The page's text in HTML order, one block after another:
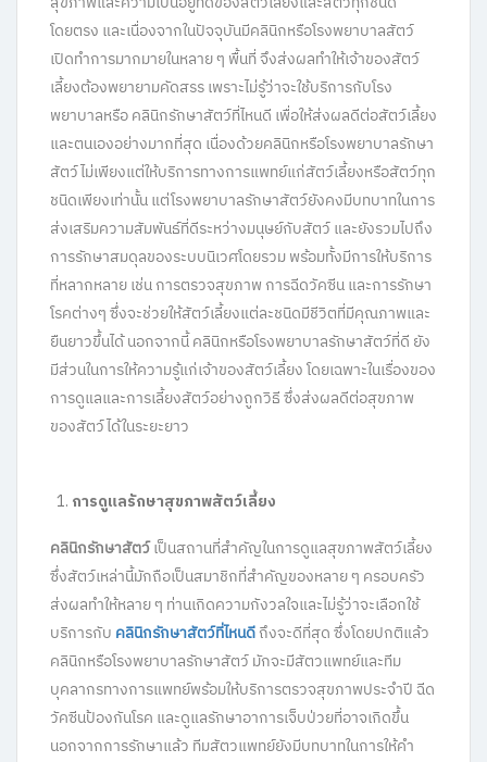
โดยตรง และเนื่องจากในปัจจุบันมีคลินิกหรือโรงพยาบาลสัตว์
เปิดทำการมากมายในหลาย ๆ พื้นที่ จึงส่งผลทำให้เจ้าของสัตว์
เลี้ยงต้องพยายามคัดสรร เพราะไม่รู้ว่าจะใช้บริการกับโรง
พยาบาลหรือ คลินิกรักษาสัตว์ที่ไหนดี เพื่อให้ส่งผลดีต่อสัตว์เลี้ยง
และตนเองอย่างมากที่สุด เนื่องด้วยคลินิกหรือโรงพยาบาลรักษา
สัตว์ไม่เพียงแต่ให้บริการทางการแพทย์แก่สัตว์เลี้ยงหรือสัตว์ทุก
ชนิดเพียงเท่านั้น แต่โรงพยาบาลรักษาสัตว์ยังคงมีบทบาทในการ
ส่งเสริมความสัมพันธ์ที่ดีระหว่างมนุษย์กับสัตว์ และยังรวมไปถึง
การรักษาสมดุลของระบบนิเวศโดยรวม พร้อมทั้งมีการให้บริการ
ที่หลากหลาย เช่น การตรวจสุขภาพ การฉีดวัคซีน และการรักษา
โรคต่างๆ ซึ่งจะช่วยให้สัตว์เลี้ยงแต่ละชนิดมีชีวิตที่มีคุณภาพและ
ยืนยาวขึ้นได้ นอกจากนี้ คลินิกหรือโรงพยาบาลรักษาสัตว์ที่ดี ยัง
มีส่วนในการให้ความรู้แก่เจ้าของสัตว์เลี้ยง โดยเฉพาะในเรื่องของ
การดูแลและการเลี้ยงสัตว์อย่างถูกวิธี ซึ่งส่งผลดีต่อสุขภาพ
ของสัตว์ได้ในระยะยาว
การดูแลรักษาสุขภาพสัตว์เลี้ยง
คลินิกรักษาสัตว์เป็นสถานที่สำคัญในการดูแลสุขภาพสัตว์เลี้ยง
ซึ่งสัตว์เหล่านี้มักถือเป็นสมาชิกที่สำคัญของหลาย ๆ ครอบครัว
ส่งผลทำให้หลาย ๆ ท่านเกิดความกังวลใจและไม่รู้ว่าจะเลือกใช้
บริการกับ คลินิกรักษาสัตว์ที่ไหนดีถึงจะดีที่สุด ซึ่งโดยปกติแล้ว
คลินิกหรือโรงพยาบาลรักษาสัตว์ มักจะมีสัตวแพทย์และทีม
บุคลากรทางการแพทย์พร้อมให้บริการตรวจสุขภาพประจำปี ฉีด
วัคซีนป้องกันโรค และดูแลรักษาอาการเจ็บป่วยที่อาจเกิดขึ้น
นอกจากการรักษาแล้ว ทีมสัตวแพทย์ยังมีบทบาทในการให้คำ